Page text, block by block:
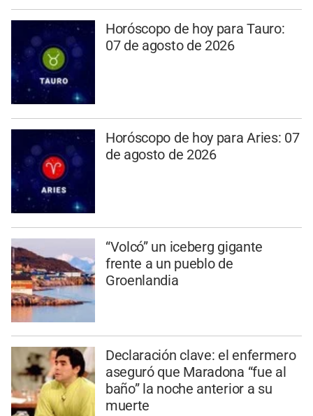
Horóscopo de hoy para Tauro:
07 de agosto de 2026
Horóscopo de hoy para Aries: 07
de agosto de 2026
“Volcó” un iceberg gigante
frente a un pueblo de
Groenlandia
Declaración clave: el enfermero
aseguró que Maradona “fue al
baño” la noche anterior a su
muerte